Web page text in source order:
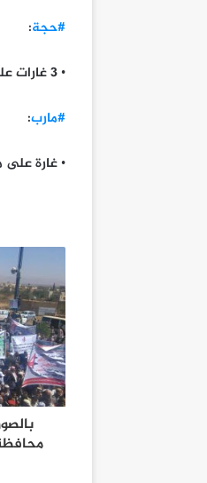
#حجة:
• 3 غارات على مديريتي حرض وميدي
#مارب:
• غارة على